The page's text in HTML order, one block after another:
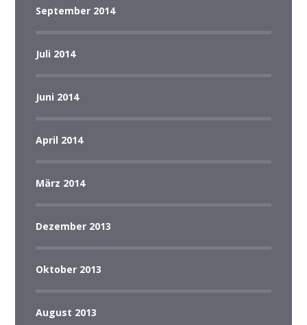
September 2014
Juli 2014
Juni 2014
April 2014
März 2014
Dezember 2013
Oktober 2013
August 2013